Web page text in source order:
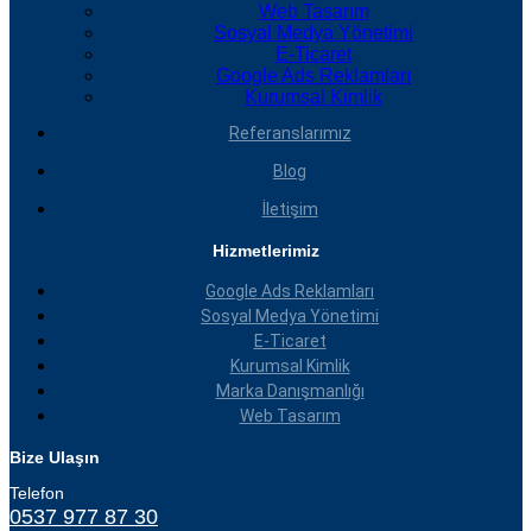
Web Tasarım
Sosyal Medya Yönetimi
E-Ticaret
Google Ads Reklamları
Kurumsal Kimlik
Referanslarımız
Blog
İletişim
Hizmetlerimiz
Google Ads Reklamları
Sosyal Medya Yönetimi
E-Ticaret
Kurumsal Kimlik
Marka Danışmanlığı
Web Tasarım
Bize Ulaşın
Telefon
0537 977 87 30